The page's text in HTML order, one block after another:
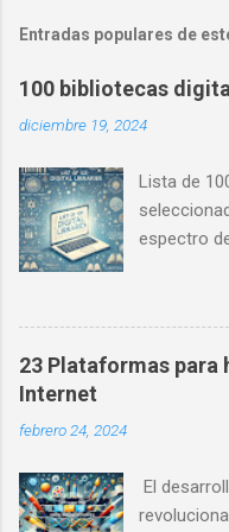
Entradas populares de
100 bibliotecas
diciembre 19, 2024
Lista de
espectro
https://
gratuitos.
https://
23 Plataformas para
Internet
febrero 24, 2024
El